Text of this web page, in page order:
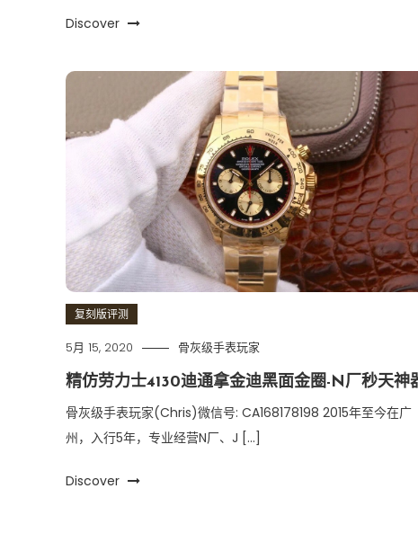
Discover
复刻版评测
5月 15, 2020 骨灰级手表玩家
精仿劳力士4130迪通拿金迪黑面金圈-N厂秒天神
骨灰级手表玩家(Chris)微信号: CA168178198 2015年至今在广
州，入行5年，专业经营N厂、J […]
Discover